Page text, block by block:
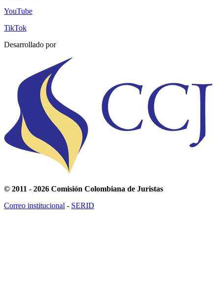
YouTube
TikTok
Desarrollado por
© 2011 - 2026 Comisión Colombiana de Juristas
Correo institucional - SERID